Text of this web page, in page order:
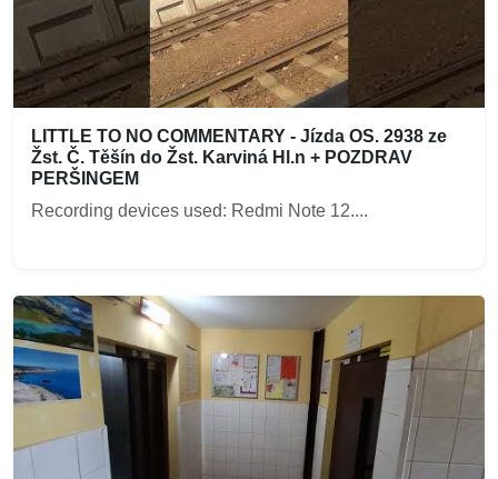
LITTLE TO NO COMMENTARY - Jízda OS. 2938 ze
Žst. Č. Těšín do Žst. Karviná Hl.n + POZDRAV
PERŠINGEM
Recording devices used: Redmi Note 12....